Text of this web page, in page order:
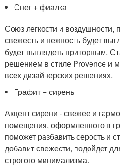
Снег + фиалка
Союз легкости и
свежесть и нежность будет
будет выглядеть приторным.
решением в стиле Provence и
всех дизайнерских решениях.
Графит + сирень
Акцент сирени - свежее и
помещения, оформленного в
поможет разбавить серость и
добавит свежести, подойдет
строгого минимализма.